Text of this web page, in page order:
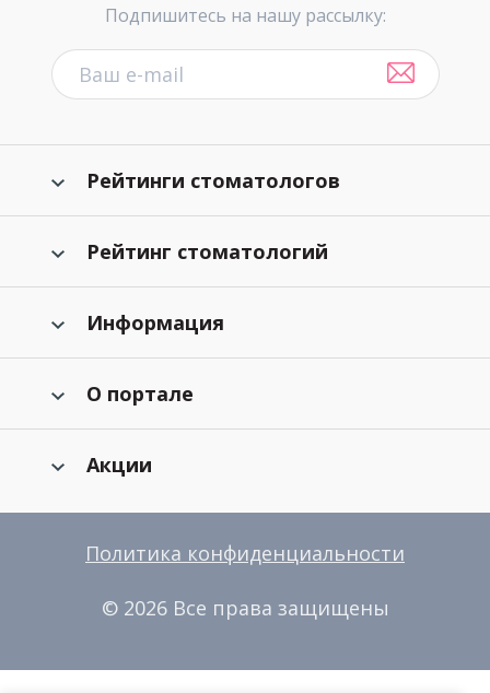
Подпишитесь на нашу рассылку:
Рейтинги стоматологов
Рейтинг стоматологий
Информация
О портале
Акции
Политика конфиденциальности
© 2026 Все права защищены